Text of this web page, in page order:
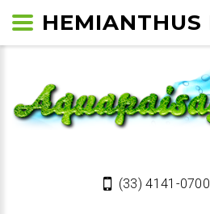
(33) 4141-0700